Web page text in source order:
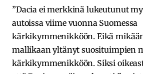
”Dacia ei merkkinä lukeutunut
autoissa viime vuonna Suomessa
kärkikymmenikköön. Eikä
mallikaan yltänyt suosituimpien
kärkikymmenikköön. Siksi